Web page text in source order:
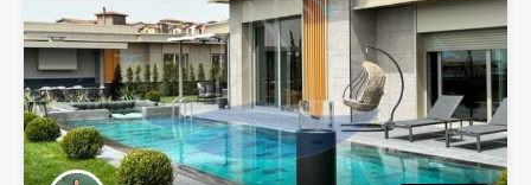
| ©OpenStreetMapcontributors